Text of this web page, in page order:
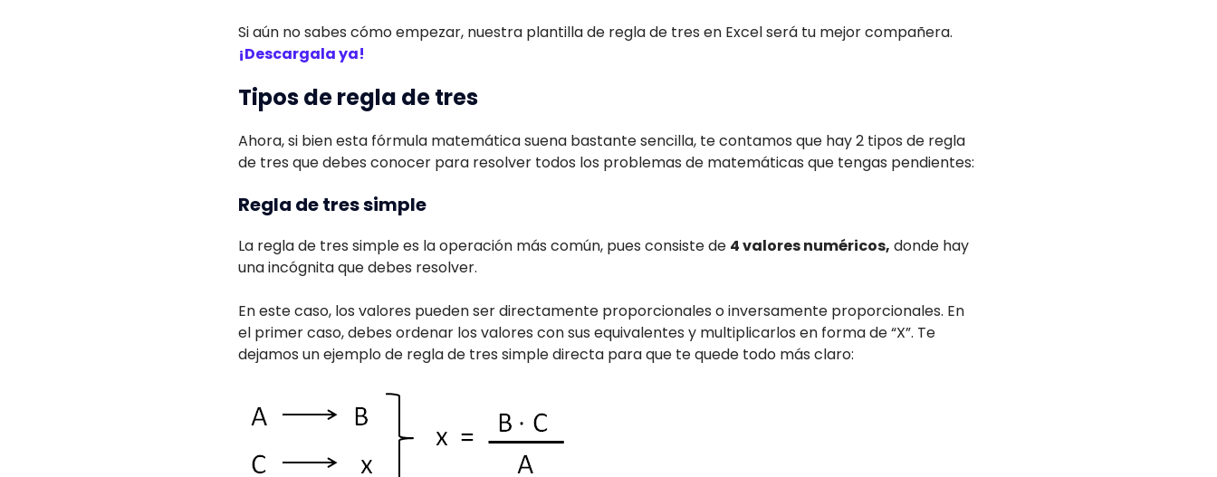
Si aún no sabes cómo empezar, nuestra plantilla de regla de tres en Excel será tu mejor compañera.
¡Descargala ya!
Tipos de regla de tres
Ahora, si bien esta fórmula matemática suena bastante sencilla, te contamos que hay 2 tipos de regla
de tres que debes conocer para resolver todos los problemas de matemáticas que tengas pendientes:
Regla de tres simple
La regla de tres simple es la operación más común, pues consiste de 4 valores numéricos, donde hay
una incógnita que debes resolver.
En este caso, los valores pueden ser directamente proporcionales o inversamente proporcionales. En
el primer caso, debes ordenar los valores con sus equivalentes y multiplicarlos en forma de “X”. Te
dejamos un ejemplo de regla de tres simple directa para que te quede todo más claro: